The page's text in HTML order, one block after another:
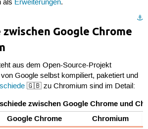
als Erweiterungen.
⚓︎
Google Chrome
aus dem Open-Source-Projekt
Google selbst kompiliert, paketiert und
🇬🇧 zu Chromium sind im Detail:
zwischen Google Chrome und
Google Chrome
Chromium